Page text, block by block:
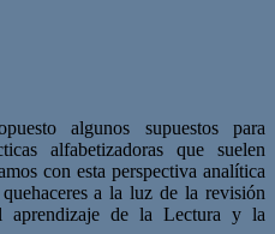
algunos supuestos para
alfabetizadoras que suelen
con esta perspectiva analítica
a la luz de la revisión
aprendizaje de la Lectura y la